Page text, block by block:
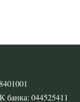
044525411